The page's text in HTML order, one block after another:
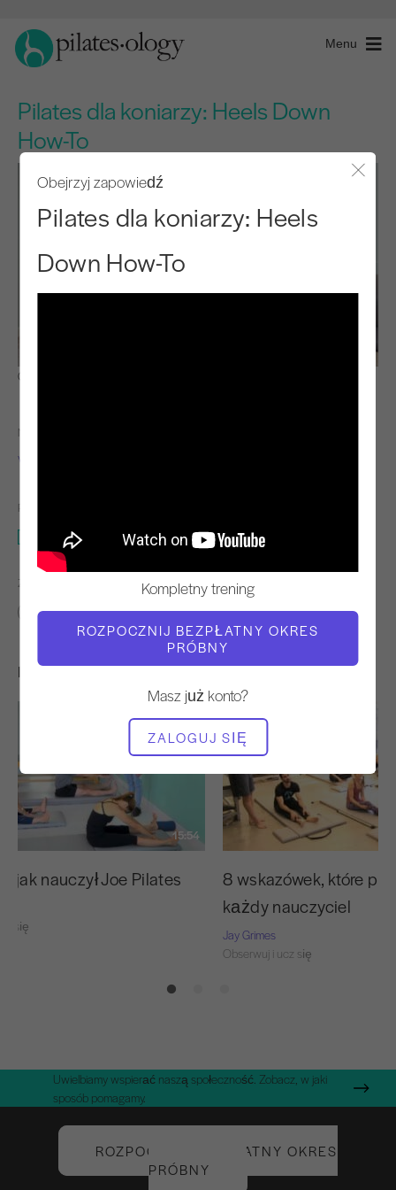
Menu
Pilates dla koniarzy: Heels Down
How-To
Obejrzyj zapowiedź
Pilates dla koniarzy: Heels
Down How-To
Kompletny trening
ROZPOCZNIJ BEZPŁATNY OKRES
PRÓBNY
Masz już konto?
ZALOGUJ SIĘ
Obserwuj i ucz się
NAUCZYCIEL
Victoria Torrie-Capan
POTRZEBNY SPRZĘT
Mata
ZNAJDŹ PODOBNE KLASY DLA
10 - 20 min
Mata
Inne treningi, które mogą Ci się spodobać
15:54
jak nauczył Joe Pilates
się
8 wskazówek, które
każdy nauczyciel
Jay Grimes
Obserwuj i ucz się
Uwielbiamy wspierać naszą społeczność. Zobacz, w jaki
sposób pomagamy.
ROZPOCZNIJ BEZPŁATNY OKRES
PRÓBNY